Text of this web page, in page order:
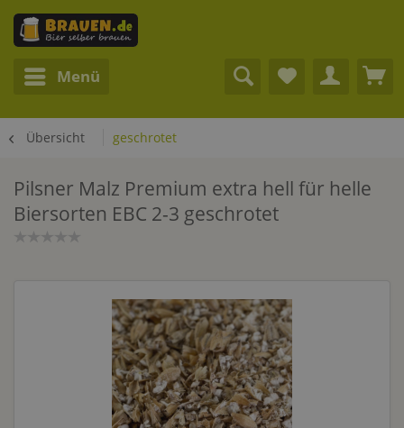
Menü
Übersicht geschrotet
Pilsner Malz Premium extra hell für helle
Biersorten EBC 2-3 geschrotet